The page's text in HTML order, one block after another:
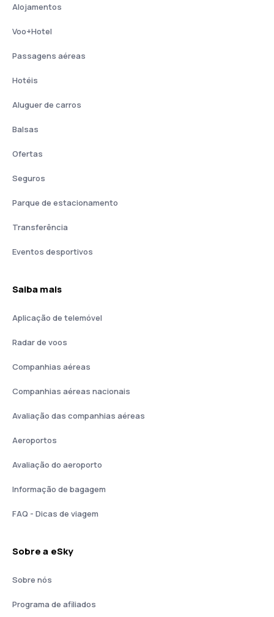
Alojamentos
Voo+Hotel
Passagens aéreas
Hotéis
Aluguer de carros
Balsas
Ofertas
Seguros
Parque de estacionamento
Transferência
Eventos desportivos
Saiba mais
Aplicação de telemóvel
Radar de voos
Companhias aéreas
Companhias aéreas nacionais
Avaliação das companhias aéreas
Aeroportos
Avaliação do aeroporto
Informação de bagagem
FAQ - Dicas de viagem
Sobre a eSky
Sobre nós
Programa de afiliados